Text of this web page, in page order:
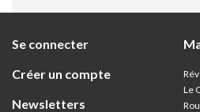
Se connecter
Créer un compte
Newsletters
Le